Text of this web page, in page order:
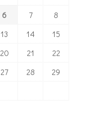
6 7
8
13 14
15
20 21
22
27 28
29